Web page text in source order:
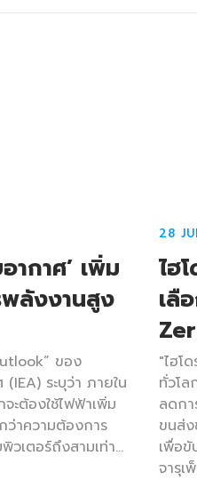
ากาศ’ เพิ่ม
ลังงานสูง
ของ
(IEA) ระบุว่า ภายใน
ะต้องใช้ไฟฟ้าเพิ่ม
ว่าความต้องการ
เตอร์ถึงสามเท่า…
28
ไฮ
เลื
"ไฮโ
ทั่วโล
ลดกา
ขนส่ง
เพื่อ
จารุเ